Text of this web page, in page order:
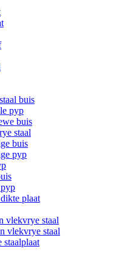
buis
pyp
buis
staal
buis
pyp
plaat
vlekvrye staal
vlekvrye staal
staalplaat